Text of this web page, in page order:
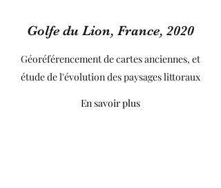
Golfe du Lion, France, 2020
Géoréférencement de cartes anciennes, et
étude de l'évolution des paysages littoraux
En savoir plus